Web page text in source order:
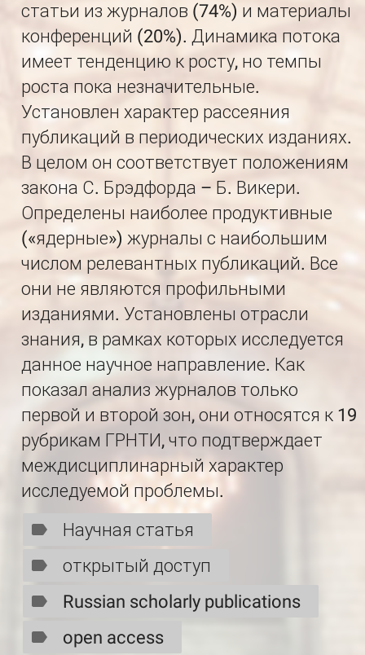
статьи из журналов (74%) и материалы
конференций (20%). Динамика потока
имеет тенденцию к росту, но темпы
роста пока незначительные.
Установлен характер рассеяния
публикаций в периодических изданиях.
В целом он соответствует положениям
закона С. Брэдфорда – Б. Викери.
Определены наиболее продуктивные
(«ядерные») журналы с наибольшим
числом релевантных публикаций. Все
они не являются профильными
изданиями. Установлены отрасли
знания, в рамках которых исследуется
данное научное направление. Как
показал анализ журналов только
первой и второй зон, они относятся к 19
рубрикам ГРНТИ, что подтверждает
междисциплинарный характер
исследуемой проблемы.
Научная статья
открытый доступ
Russian scholarly publications
open access